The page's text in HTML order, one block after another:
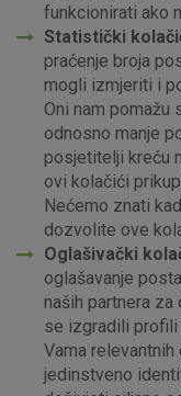
funkcionirati ako
Statistički
praćenje broja
mogli izmjeriti i
Oni nam pomažu
odnosno manje
posjetitelji kreću
ovi kolačići
Nećemo znati
dozvolite ove
Oglašivački
oglašavanje
naših partnera
se izgradili profili
Vama relevantnih
jedinstveno